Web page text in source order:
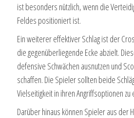
ist besonders nützlich, wenn die
Feldes positioniert ist.
Ein weiterer effektiver Schlag ist der
die gegenüberliegende Ecke abzielt.
defensive Schwächen ausnutzen und
schaffen. Die Spieler sollten beide
Vielseitigkeit in ihren Angriffsoptionen zu
Darüber hinaus können Spieler aus der